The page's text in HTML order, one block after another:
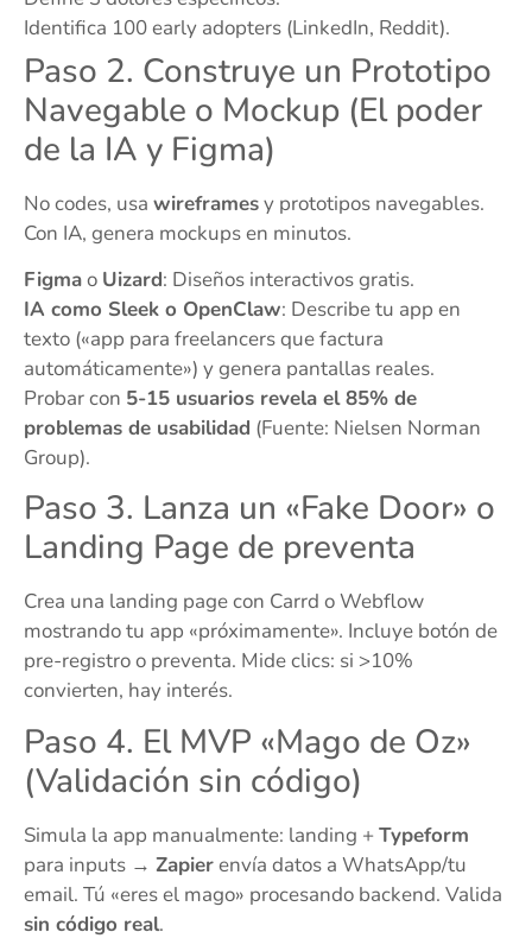
Identifica 100 early adopters (LinkedIn, Reddit).
Paso 2. Construye un Prototipo
Navegable o Mockup (El poder
de la IA y Figma)
No codes, usa wireframesy prototipos navegables.
Con IA, genera mockups en minutos.
Figmao Uizard: Diseños interactivos gratis.
IA como Sleek o OpenClaw: Describe tu app en
texto («app para freelancers que factura
automáticamente») y genera pantallas reales.
Probar con 5-15 usuarios revela el 85% de
problemas de usabilidad (Fuente: Nielsen Norman
Group).
Paso 3. Lanza un «Fake Door» o
Landing Page de preventa
Crea una landing page con Carrd o Webflow
mostrando tu app «próximamente». Incluye botón de
pre-registro o preventa. Mide clics: si >10%
convierten, hay interés.
Paso 4. El MVP «Mago de Oz»
(Validación sin código)
Simula la app manualmente: landing +Typeform
para inputs → Zapierenvía datos a WhatsApp/tu
email. Tú «eres el mago» procesando backend. Valida
sin código real.